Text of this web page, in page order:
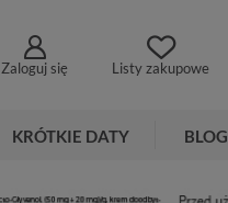
Zaloguj się Listy zakupowe
KRÓTKIE DATY BLOG